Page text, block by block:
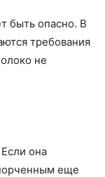
быть опасно. В
требования
не
она
еще